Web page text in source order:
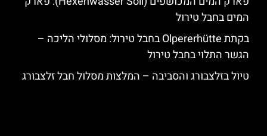
המים בחבל טירול
בקתת Olpererhütte בחבל טירול: מסלולי הליכה –
הגשר התלוי בחבל טירול
טיול בזלצבורג והסביבה – המלצות מסלול חבל זלצבורג